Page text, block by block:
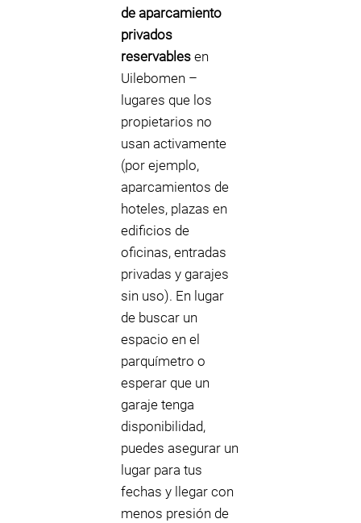
de aparcamiento
privados
reservables en
Uilebomen –
lugares que los
propietarios no
usan activamente
(por ejemplo,
aparcamientos de
hoteles, plazas en
edificios de
oficinas, entradas
privadas y garajes
sin uso). En lugar
de buscar un
espacio en el
parquímetro o
esperar que un
garaje tenga
disponibilidad,
puedes asegurar un
lugar para tus
fechas y llegar con
menos presión de